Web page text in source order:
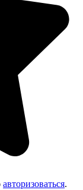
авторизоваться.